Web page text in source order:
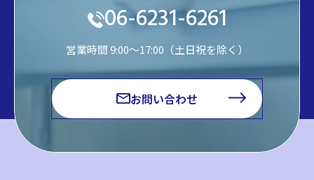
06-6231-6261
営業時間 9:00～17:00（土日祝を除く）
お問い合わせ